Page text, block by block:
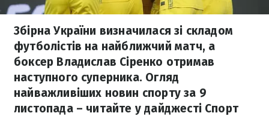
Збірна України визначилася зі складом
футболістів на найближчий матч, а
боксер Владислав Сіренко отримав
наступного суперника. Огляд
найважливіших новин спорту за 9
листопада – читайте у дайджесті Спорт